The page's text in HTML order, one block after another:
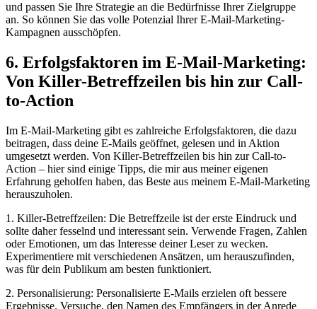
und passen Sie Ihre Strategie an die Bedürfnisse Ihrer Zielgruppe
an. So können Sie das volle Potenzial Ihrer E-Mail-Marketing-
Kampagnen ausschöpfen.
6. Erfolgsfaktoren im E-Mail-Marketing:
Von Killer-Betreffzeilen bis hin zur Call-
to-Action
Im E-Mail-Marketing gibt es zahlreiche Erfolgsfaktoren, die dazu
beitragen, dass deine E-Mails geöffnet, gelesen und in Aktion
umgesetzt werden. Von Killer-Betreffzeilen bis hin zur Call-to-
Action – hier sind einige Tipps, die mir aus meiner eigenen
Erfahrung geholfen haben, das Beste aus meinem E-Mail-Marketing
herauszuholen.
1. Killer-Betreffzeilen: Die Betreffzeile ist der erste Eindruck und
sollte daher fesselnd und interessant sein. Verwende Fragen, Zahlen
oder Emotionen, um das Interesse deiner Leser zu wecken.
Experimentiere mit verschiedenen Ansätzen, um herauszufinden,
was für dein Publikum am besten funktioniert.
2. Personalisierung: Personalisierte E-Mails erzielen oft bessere
Ergebnisse. Versuche, den Namen des Empfängers in der Anrede